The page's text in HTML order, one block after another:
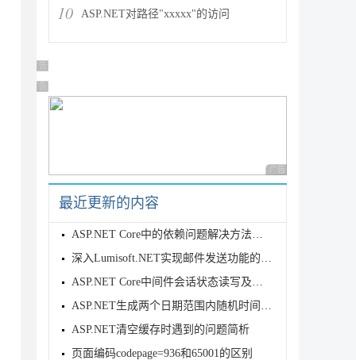
10 ASP.NET对路径"xxxxx"的访问
广告 商业广告，理性选择
广告 商业广告，理性选择
广告 商业广告，理性
最近更新的内容
ASP.NET Core中的依赖问题解决方法示例
深入Lumisoft.NET实现邮件发送功能的方法详解
ASP.NET Core中间件会话状态读写及生命周期示例
ASP.NET生成两个日期范围内随机时间的实现方法
ASP.NET清空缓存时遇到的问题简析
页面编码codepage=936和65001的区别